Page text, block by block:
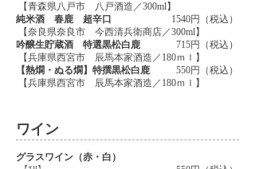
【青森県八戸市 八戸酒造／300ml】
純米酒 春鹿 超辛口
【奈良県奈良市 今西清兵衛商店／300ml】
吟醸生貯蔵酒 特選黒松白鹿
【兵庫県西宮市 辰馬本家酒造／180ｍｌ】
【熱燗・ぬる燗】特撰黒松白鹿
【兵庫県西宮市 辰馬本家酒造／180ｍｌ】
1540円（税込）
715円（税込）
550円（税込）
ワイン
グラスワイン（赤・白）